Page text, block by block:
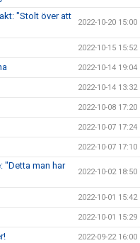
"Stolt över att
2022-10-20 15:00
2022-10-15 15:52
2022-10-14 19:04
2022-10-14 13:32
2022-10-08 17:20
2022-10-07 17:24
2022-10-07 17:10
"Detta man har
2022-10-02 18:50
2022-10-01 15:42
2022-10-01 15:29
2022-09-22 16:00